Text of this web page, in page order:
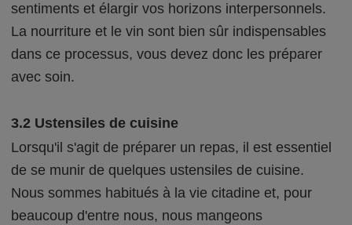
sentiments et élargir vos horizons interpersonnels.
La nourriture et le vin sont bien sûr indispensables
dans ce processus, vous devez donc les préparer
avec soin.
3.2 Ustensiles de cuisine
Lorsqu'il s'agit de préparer un repas, il est essentiel
de se munir de quelques ustensiles de cuisine.
Nous sommes habitués à la vie citadine et, pour
beaucoup d'entre nous, nous mangeons